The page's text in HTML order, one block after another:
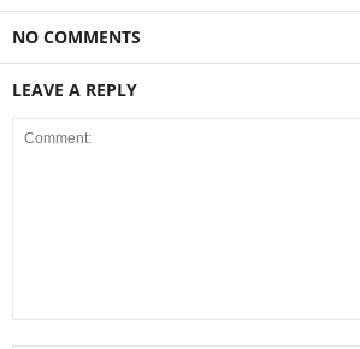
NO COMMENTS
LEAVE A REPLY